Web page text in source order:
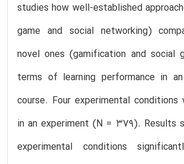
studies how well-established
game and social networking)
novel ones (gamification and social
terms of learning performance in an
course. Four experimental conditions
in an experiment (N = 379). Results
experimental conditions